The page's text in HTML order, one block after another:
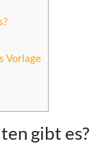
Vorlage
gibt es?